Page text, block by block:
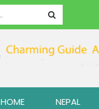
HOME NEPAL